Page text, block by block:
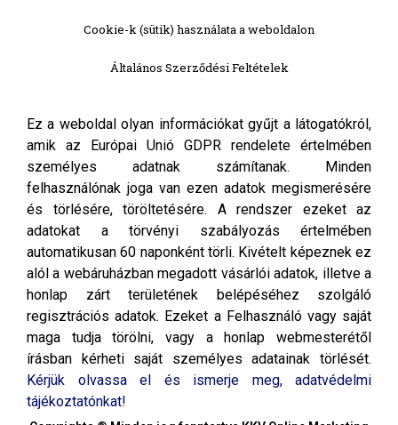
Cookie-k (sütik) használata a weboldalon
Általános Szerződési Feltételek
Ez a weboldal olyan információkat gyűjt a látogatókról,
amik az Európai Unió GDPR rendelete értelmében
személyes adatnak számítanak. Minden
felhasználónak joga van ezen adatok megismerésére
és törlésére, töröltetésére. A rendszer ezeket az
adatokat a törvényi szabályozás értelmében
automatikusan 60 naponként törli. Kivételt képeznek ez
alól a webáruházban megadott vásárlói adatok, illetve a
honlap zárt területének belépéséhez szolgáló
regisztrációs adatok. Ezeket a Felhasználó vagy saját
maga tudja törölni, vagy a honlap webmesterétől
írásban kérheti saját személyes adatainak törlését.
Kérjük olvassa el és ismerje meg, adatvédelmi
tájékoztatónkat!